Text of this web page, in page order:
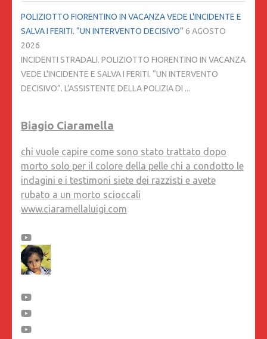
POLIZIOTTO FIORENTINO IN VACANZA VEDE L'INCIDENTE E
SALVA I FERITI. “UN INTERVENTO DECISIVO” 6 AGOSTO
2026
INCIDENTI STRADALI. POLIZIOTTO FIORENTINO IN VACANZA
VEDE L'INCIDENTE E SALVA I FERITI. “UN INTERVENTO
DECISIVO”. L'ASSISTENTE DELLA POLIZIA DI ...
Biagio Ciaramella
chi vuole capire come sono stato trattato dopo
morto solo per il colore della pelle chi a condotto le
indagini e i testimoni siete dei razzisti e avete
rubato a un morto scioccali
www.ciaramellaluigi.com